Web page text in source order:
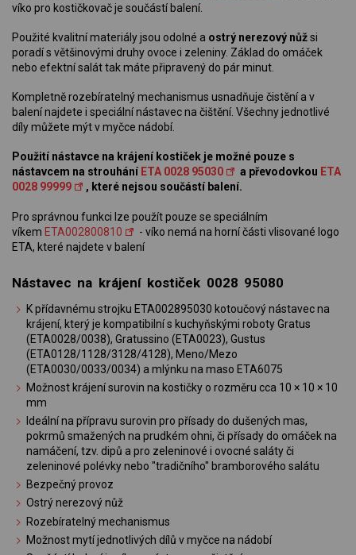
víko pro kostičkovač je součástí balení.
Použité kvalitní materiály jsou odolné a ostrý nerezový nůžsi
poradí s většinovými druhy ovoce i zeleniny. Základ do omáček
nebo efektní salát tak máte připravený do pár minut.
Kompletně rozebíratelný mechanismus usnadňuje čistění a v
balení najdete i speciální nástavec na čištění. Všechny jednotlivé
díly můžete mýt v myčce nádobí.
Použití nástavce na krájení kostiček je možné pouze s
nástavcem na strouhání ETA 0028 95030 a převodovkou ETA
0028 99999
, které nejsou součástí balení.
Pro správnou funkci lze použít pouze se speciálním
víkem ETA002800810
- víko nemá na horní části vlisované logo
ETA, které najdete v balení
Nástavec na krájení kostiček 0028 95080
K přídavnému strojku ETA002895030 kotoučový nástavec na
krájení, který je kompatibilní s kuchyňskými roboty Gratus
(ETA0028/0038), Gratussino (ETA0023), Gustus
(ETA0128/1128/3128/4128), Meno/Mezo
(ETA0030/0033/0034) a mlýnku na maso ETA6075
Možnost krájení surovin na kostičky o rozměru cca 10 × 10 × 10
mm
Ideální na přípravu surovin pro přísady do dušených mas,
pokrmů smažených na prudkém ohni, či přísady do omáček na
namáčení, tzv. dipů a pro zeleninové i ovocné saláty či
zeleninové polévky nebo "tradičního" bramborového salátu
Bezpečný provoz
Ostrý nerezový nůž
Rozebíratelný mechanismus
Možnost mytí jednotlivých dílů v myčce na nádobí